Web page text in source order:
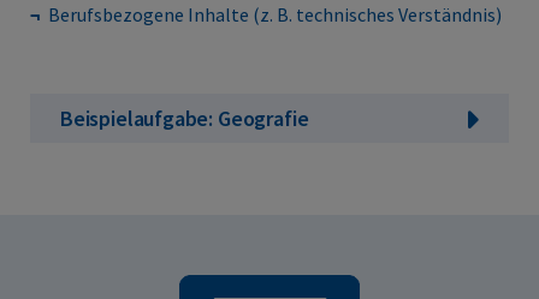
Berufsbezogene Inhalte (z. B. technisches Verständnis)
Beispielaufgabe: Geografie